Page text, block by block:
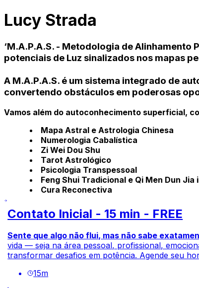
Lucy Strada
‘M.A.P.A.S. - Metodologia de
potenciais de Luz sinalizados nos mapas
A M.A.P.A.S. é um sistema integrado de
convertendo obstáculos em poderosas
Vamos além do autoconhecimento superficial,
Mapa Astral e Astrologia Chinesa
Numerologia Cabalística
Zi Wei Dou Shu
Tarot Astrológico
Psicologia Transpessoal
Feng Shui Tradicional e Qi Men Dun Jia
Cura Reconectiva
Contato Inicial - 15 min - FREE
Sente que algo não flui, mas não sabe
vida— seja na área pessoal, profissional,
transformar desafios em potência. Agende seu
15m